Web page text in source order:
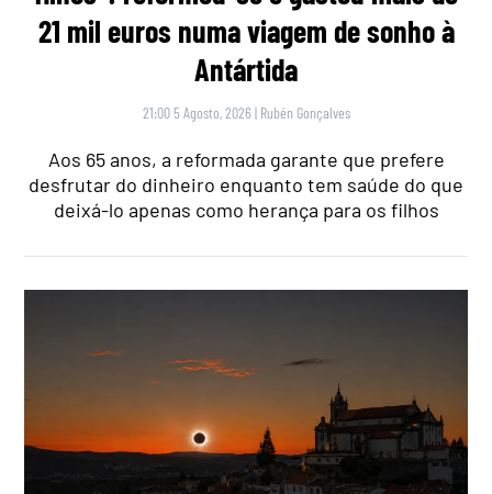
21 mil euros numa viagem de sonho à
Antártida
21:00 5 Agosto, 2026 | Rubén Gonçalves
Aos 65 anos, a reformada garante que prefere
desfrutar do dinheiro enquanto tem saúde do que
deixá-lo apenas como herança para os filhos